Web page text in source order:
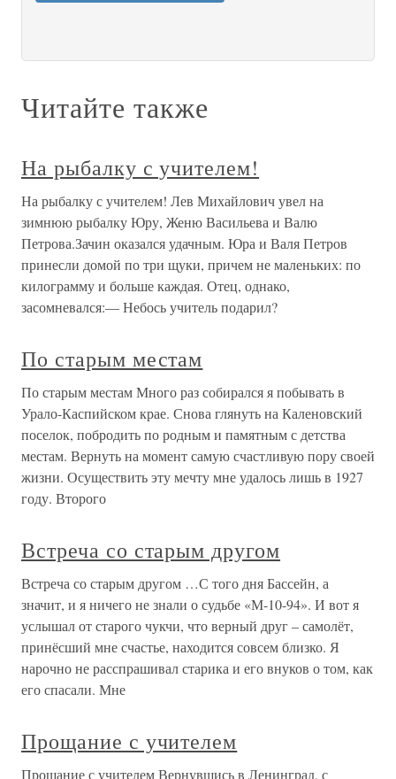
Читайте также
На рыбалку с учителем!
На рыбалку с учителем! Лев Михайлович увел на
зимнюю рыбалку Юру, Женю Васильева и Валю
Петрова.Зачин оказался удачным. Юра и Валя Петров
принесли домой по три щуки, причем не маленьких: по
килограмму и больше каждая. Отец, однако,
засомневался:— Небось учитель подарил?
По старым местам
По старым местам Много раз собирался я побывать в
Урало-Каспийском крае. Снова глянуть на Каленовский
поселок, побродить по родным и памятным с детства
местам. Вернуть на момент самую счастливую пору своей
жизни. Осуществить эту мечту мне удалось лишь в 1927
году. Второго
Встреча со старым другом
Встреча со старым другом …С того дня Бассейн, а
значит, и я ничего не знали о судьбе «М-10-94». И вот я
услышал от старого чукчи, что верный друг – самолёт,
принёсший мне счастье, находится совсем близко. Я
нарочно не расспрашивал старика и его внуков о том, как
его спасали. Мне
Прощание с учителем
Прощание с учителем Вернувшись в Ленинград, с